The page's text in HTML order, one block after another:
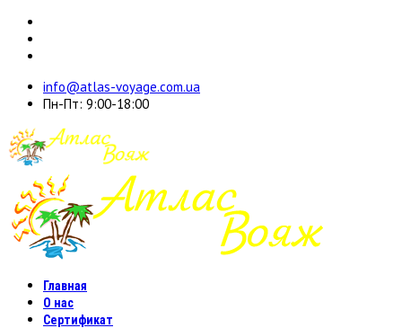
info@atlas-voyage.com.ua
Пн-Пт: 9:00-18:00
Главная
О нас
Сертификат